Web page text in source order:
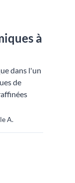
à
dans l'un
de
A.